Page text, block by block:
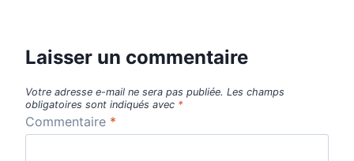
Laisser un commentaire
Votre adresse e-mail ne sera pas publiée. Les champs
obligatoires sont indiqués avec *
Commentaire *